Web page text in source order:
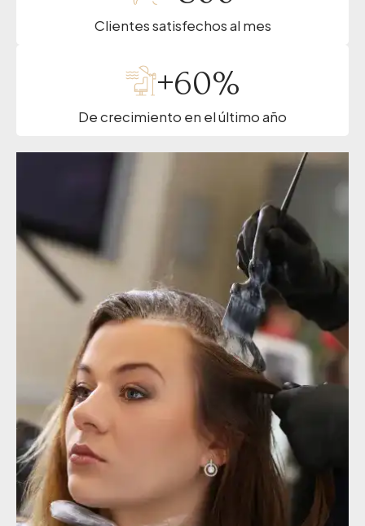
Clientes satisfechos al mes
+60%
De crecimiento en el último año